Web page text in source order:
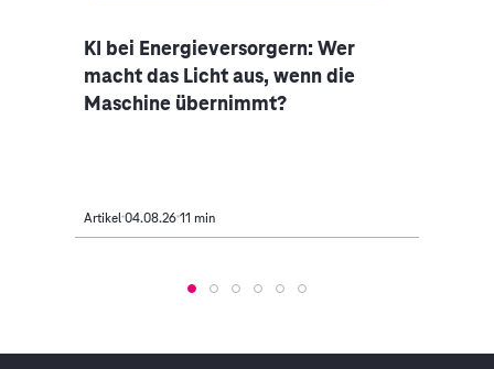
KI bei Energieversorgern: Wer
macht das Licht aus, wenn die
Maschine übernimmt?
Artikel 04.08.26 11 min